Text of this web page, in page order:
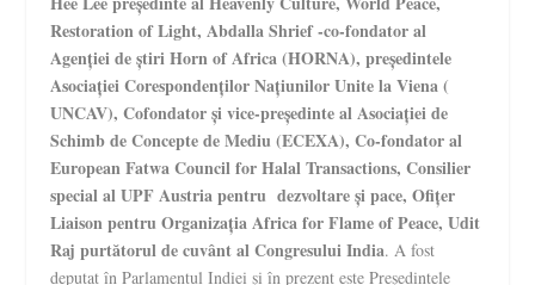
Restoration of Light, Abdalla Shrief -co-fondator al
Agenției de știri Horn of Africa (HORNA), președintele
Asociației Corespondenților Națiunilor Unite la Viena (
UNCAV), Cofondator și vice-președinte al Asociației de
Schimb de Concepte de Mediu (ECEXA), Co-fondator al
European Fatwa Council for Halal Transactions, Consilier
special al UPF Austria pentru dezvoltare și pace, Ofițer
Liaison pentru Organizația Africa for Flame of Peace, Udit
Raj purtătorul de cuvânt al Congresului India. A fost
deputat în Parlamentul Indiei și în prezent este Președintele